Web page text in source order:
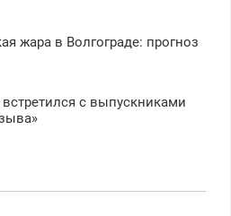
жара в Волгограде: прогноз
с выпускниками